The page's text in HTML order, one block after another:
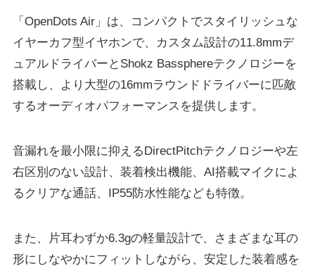
「OpenDots Air」は、コンパクトでスタイリッシュな
イヤーカフ型イヤホンで、カスタム設計の11.8mmデ
ュアルドライバーとShokz Bassphereテクノロジーを
搭載し、より大型の16mmラウンドドライバーに匹敵
するオーディオパフォーマンスを提供します。
音漏れを最小限に抑えるDirectPitchテクノロジーや左
右区別のない設計、装着検出機能、AI搭載マイクによ
るクリアな通話、IP55防水性能なども特徴。
また、片耳わずか6.3gの軽量設計で、さまざまな耳の
形にしなやかにフィットしながら、安定した装着感を